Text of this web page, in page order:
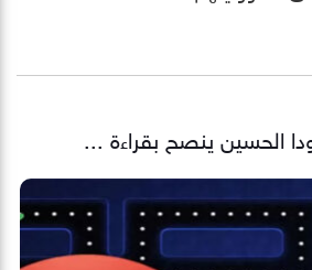
الحسين ينصح بقراءة ...